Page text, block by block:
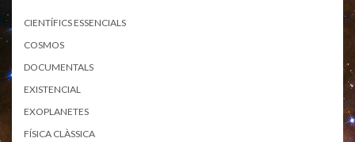
CIENTÍFICS ESSENCIALS
COSMOS
DOCUMENTALS
EXISTENCIAL
EXOPLANETES
FÍSICA CLÀSSICA